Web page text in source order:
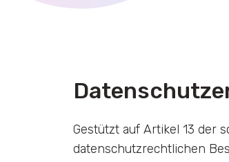
Gestützt auf Artikel 13 der
datenschutzrechtlichen